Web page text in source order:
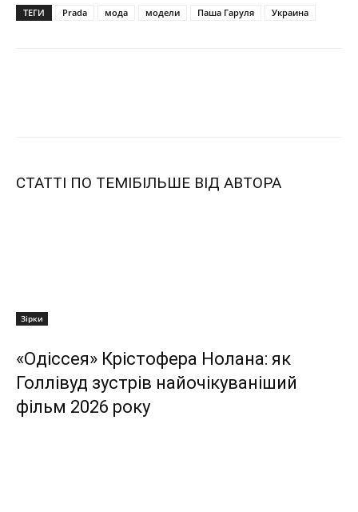
ТЕГИ Prada мода модели Паша Гаруля Украина
СТАТТІ ПО ТЕМІБІЛЬШЕ ВІД АВТОРА
Зірки
«Одіссея» Крістофера Нолана: як
Голлівуд зустрів найочікуваніший
фільм 2026 року